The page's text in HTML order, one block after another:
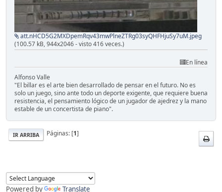
att.nHCD5G2MXDpemRqv43mwPlneZTRg03syQHFHjuSy7uM.jpeg
(100.57 kB, 944x2046 - visto 416 veces.)
En línea
Alfonso Valle
"El billar es el arte bien desarrollado de pensar en el futuro. No es
solo un juego, sino ante todo un deporte exigente, que requiere buena
resistencia, el pensamiento lógico de un jugador de ajedrez y la mano
estable de un concertista de piano".
IR ARRIBA Páginas: [1]
Powered by Translate